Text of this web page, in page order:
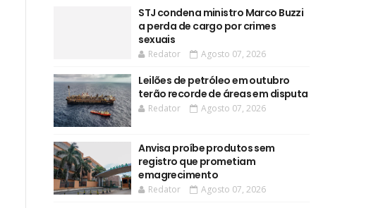
STJ condena ministro Marco Buzzi
a perda de cargo por crimes
sexuais
Redator Agosto 07, 2026
Leilões de petróleo em outubro
terão recorde de áreas em disputa
Redator Agosto 07, 2026
Anvisa proíbe produtos sem
registro que prometiam
emagrecimento
Redator Agosto 07, 2026